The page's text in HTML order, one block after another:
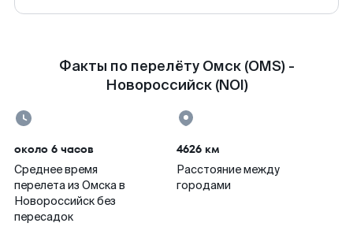
Факты по перелёту Омск (OMS) -
Новороссийск (NOI)
около 6 часов
Среднее время
перелета из Омска в
Новороссийск без
пересадок
4626 км
Расстояние между
городами